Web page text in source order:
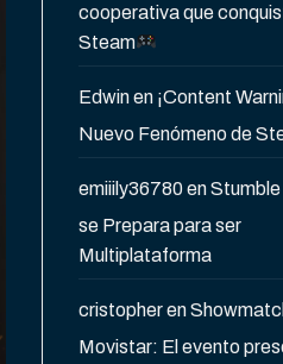
cooperativa que
Steam
Edwinen ¡Content
Nuevo Fenómeno de
emiiily36780enStumble
se Prepara para ser
Multiplataforma
cristopheren
Movistar: El evento